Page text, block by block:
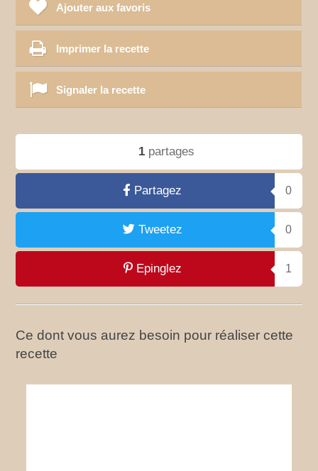
Ajouter aux favoris
Imprimer la recette
Signaler la recette
1partages
Partagez 0
Tweetez 0
Epinglez 1
Ce dont vous aurez besoin pour réaliser cette
recette